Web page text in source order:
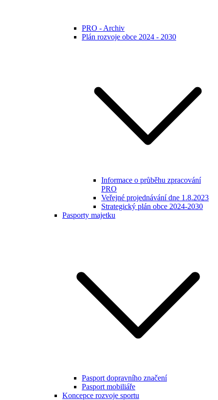
PRO - Archiv
Plán rozvoje obce 2024 - 2030
Informace o průběhu zpracování
PRO
Veřejné projednávání dne 1.8.2023
Strategický plán obce 2024-2030
Pasporty majetku
Pasport dopravního značení
Pasport mobiliáře
Koncepce rozvoje sportu